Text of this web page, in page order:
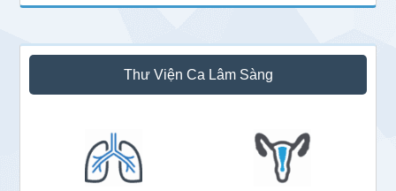
Thư Viện Ca Lâm Sàng